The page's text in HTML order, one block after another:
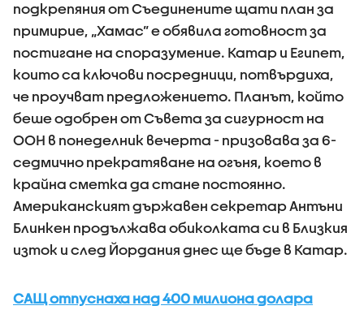
подкрепяния от Съединените щати план за
примирие, „Хамас” е обявила готовност за
постигане на споразумение. Катар и Египет,
които са ключови посредници, потвърдиха,
че проучват предложението. Планът, който
беше одобрен от Съвета за сигурност на
ООН в понеделник вечерта - призовава за 6-
седмично прекратяване на огъня, което в
крайна сметка да стане постоянно.
Американският държавен секретар Антъни
Блинкен продължава обиколката си в Близкия
изток и след Йордания днес ще бъде в Катар.
САЩ отпуснаха над 400 милиона долара